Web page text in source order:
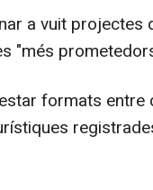
a vuit
"més
formats entre